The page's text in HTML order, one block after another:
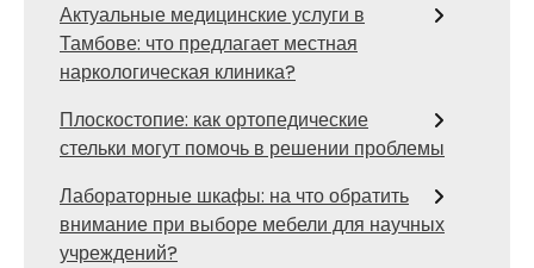
Актуальные медицинские услуги в
Тамбове: что предлагает местная
наркологическая клиника?
Плоскостопие: как ортопедические
стельки могут помочь в решении проблемы
Лабораторные шкафы: на что обратить
внимание при выборе мебели для научных
учреждений?